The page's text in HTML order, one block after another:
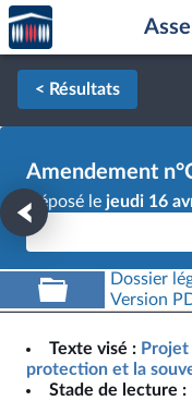
Aller au contenu
Aller en bas de la page
Accèder
à la
page
d'accueil
< Résultats
Amendement
Déposé le jeudi 16
Dossier
Version
Texte visé : Projet
protection et la
Stade de lecture :